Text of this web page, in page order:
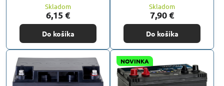
Skladom
6,15 €
Do košíka
Skladom
7,90 €
Do košíka
NOVINKA